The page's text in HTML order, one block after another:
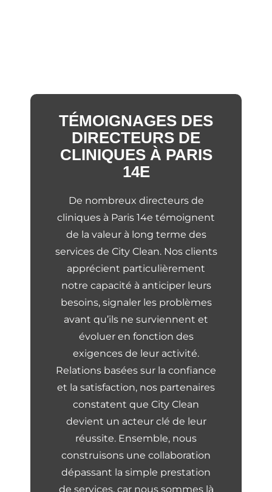
TÉMOIGNAGES DES
DIRECTEURS DE
CLINIQUES À PARIS
14E
De nombreux directeurs de
cliniques à Paris 14e témoignent
de la valeur à long terme des
services de City Clean. Nos clients
apprécient particulièrement
notre capacité à anticiper leurs
besoins, signaler les problèmes
avant qu’ils ne surviennent et
évoluer en fonction des
exigences de leur activité.
Relations basées sur la confiance
et la satisfaction, nos partenaires
constatent que City Clean
devient un acteur clé de leur
réussite. Ensemble, nous
construisons une collaboration
dépassant la simple prestation
de services, car nous sommes là